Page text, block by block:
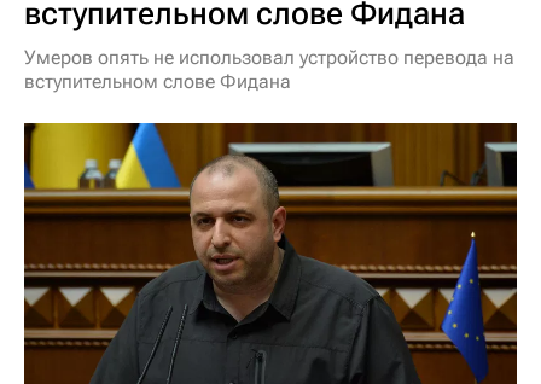
вступительном слове Фидана
Умеров опять не использовал устройство перевода на
вступительном слове Фидана